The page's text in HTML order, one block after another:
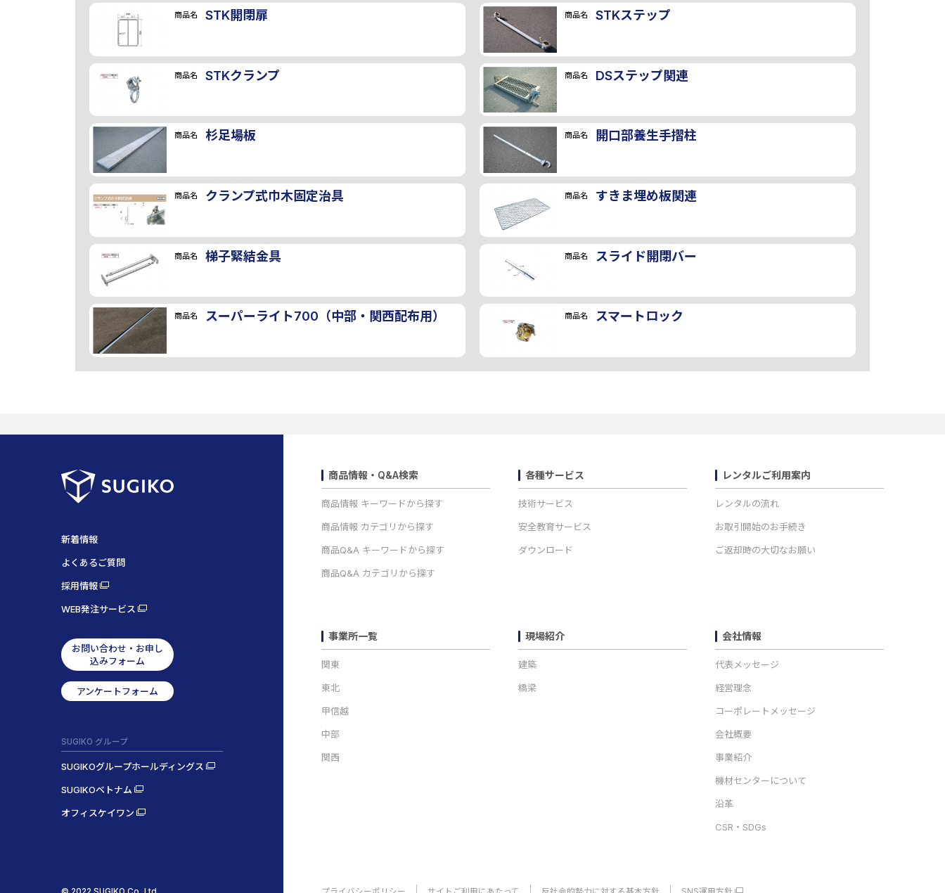
商品名 STK開閉扉 商品名 STKステップ
商品名 STKクランプ 商品名 DSステップ関連
商品名 杉足場板 商品名 開口部養生手摺柱
商品名 クランプ式巾木固定治具 商品名 すきま埋め板関連
商品名 梯子緊結金具 商品名 スライド開閉バー
商品名 スーパーライト700（中部・関西配布用） 商品名 スマートロック
商品情報・Q&A検索
商品情報 キーワードから探す
商品情報 カテゴリから探す
商品Q&A キーワードから探す
商品Q&A カテゴリから探す
各種サービス
技術サービス
安全教育サービス
ダウンロード
レンタルご利用案内
レンタルの流れ
お取引開始のお手続き
ご返却時の大切なお願い
事業所一覧
関東
東北
甲信越
中部
関西
現場紹介
建築
橋梁
会社情報
代表メッセージ
経営理念
コーポレートメッセージ
会社概要
事業紹介
機材センターについて
沿革
CSR・SDGs
新着情報
よくあるご質問
採用情報
WEB発注サービス
お問い合わせ・お申し
込みフォーム
アンケートフォーム
SUGIKO グループ
SUGIKOグループホールディングス
SUGIKOベトナム
オフィスケイワン